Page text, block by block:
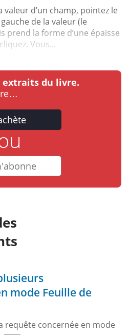
d’un champ, pointez le
de la valeur (le
prend la forme d’une épaisse
Vous...
extraits du livre.
mode Feuille de
requête concernée en mode